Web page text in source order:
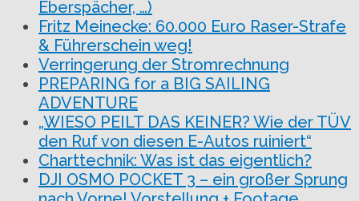
Eberspächer, …)
Fritz Meinecke: 60.000 Euro Raser-Strafe
& Führerschein weg!
Verringerung der Stromrechnung
PREPARING for a BIG SAILING
ADVENTURE
„WIESO PEILT DAS KEINER? Wie der TÜV
den Ruf von diesen E-Autos ruiniert“
Charttechnik: Was ist das eigentlich?
DJI OSMO POCKET 3 – ein großer Sprung